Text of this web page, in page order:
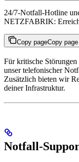
24/7-Notfall-Hotline
NETZFABRIK:
Copy pageCopy page
Für kritische Störungen
unser telefonischer
Zusätzlich bieten wir
deiner Infrastruktur.
Notfall-